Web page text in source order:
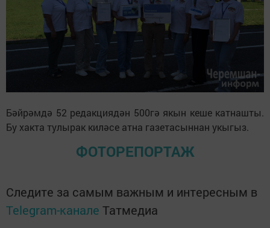
Бәйрәмдә 52 редакциядән 500гә якын кеше катнашты.
Бу хакта тулырак киләсе атна газетасыннан укыгыз.
ФОТОРЕПОРТАЖ
Следите за самым важным и интересным в
Telegram-канале Татмедиа